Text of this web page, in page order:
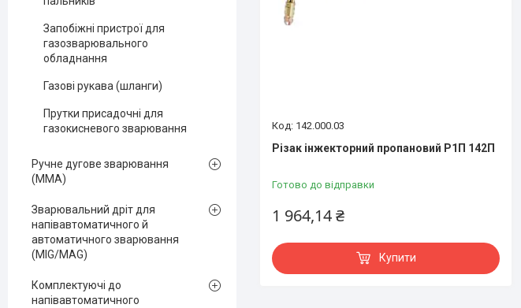
142.000.03
Різак інжекторний пропановий Р1П 142П
Готово до відправки
1 964,14 ₴
Купити
Запобіжні пристрої для
газозварювального
обладнання
Газові рукава (шланги)
Прутки присадочні для
газокисневого зварювання
Ручне дугове зварювання
(MMA)
Зварювальний дріт для
напівавтоматичного й
автоматичного зварювання
(MIG/MAG)
Комплектуючі до
напівавтоматичного